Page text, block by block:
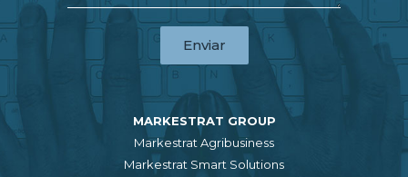
Enviar
MARKESTRAT GROUP
Markestrat Agribusiness
Markestrat Smart Solutions